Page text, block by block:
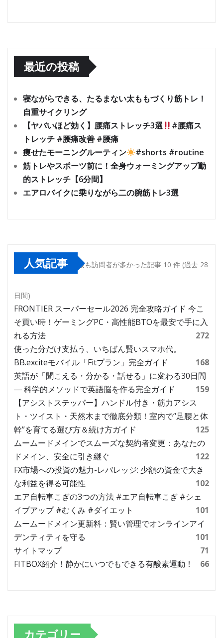
最近の投稿
寝ながらできる、たるまない太ももづくり筋トレ！
自重サイクリング
【ヤバいほど効く】腰痛ストレッチ3選
#腰痛ス
トレッチ #腰痛改善 #腰痛
痩せたモーニングルーティン
#shorts #routine
筋トレやスポーツ前に！全身ウォーミングアップ動
的ストレッチ【6分間】
エアロバイクに乗りながら二の腕筋トレ3選
人気記事 最も訪問者が多かった記事 10 件 (過去 28
日間)
FRONTIER スーパーセール2026 完全攻略ガイド 今こ
そ買い時！ゲーミングPC・高性能BTOを最安で手に入
れる方法
272
使った分だけ支払う、いちばん賢いスマホ代。
BB.exciteモバイル「Fitプラン」完全ガイド
168
英語が「聞こえる・分かる・話せる」に変わる30日間
― 科学的メソッドで英語脳を作る完全ガイド
159
【アシストステッパー】ハンドル付き・筋力アシス
ト・ツイスト・天然木まで徹底分類！室内で“足腰と体
幹”を育てる選び方＆続け方ガイド
125
ムームードメインでスムーズな契約者変更：あなたの
ドメイン、安全に引き継ぐ
122
FX市場への投資の魅力-レバレッジ: 少額の資金で大き
な利益を得る可能性
102
エア自転車こぎの3つの方法 #エア自転車こぎ #シェ
イプアップ #むくみ #ダイエット
101
ムームードメイン更新料：賢い管理でオンラインアイ
デンティティを守る
101
サイトマップ
71
FITBOX紹介！静かにいつでもできる有酸素運動！
66
カテゴリー